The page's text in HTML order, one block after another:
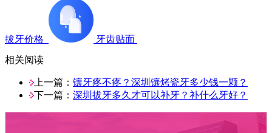
拔牙价格
牙齿贴面
相关阅读
上一篇： 镶牙疼不疼？深圳镶烤瓷牙多少钱一颗？
下一篇： 深圳拔牙多久才可以补牙？补什么牙好？